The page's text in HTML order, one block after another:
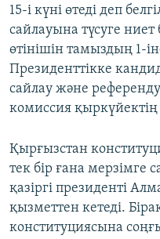
15-і күні өтеді деп
сайлауына түсуге ниет
өтінішін тамыздың 1-
Президенттікке
сайлау және
комиссия
Қырғызстан
тек бір ғана мерзімге
қазіргі президенті
қызметтен кетеді.
конституциясына